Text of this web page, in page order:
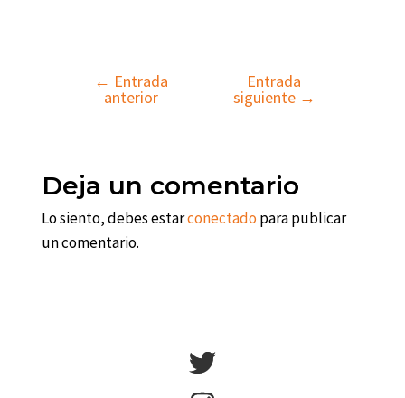
Navegación
← Entrada
anterior
Entrada
siguiente →
Deja un comentario
Lo siento, debes estarconectado para publicar
un comentario.